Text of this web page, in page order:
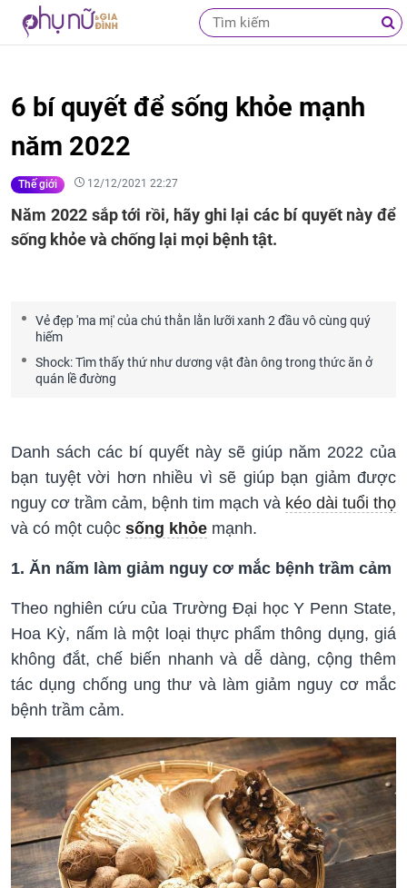
6 bí quyết để sống khỏe mạnh
năm 2022
Thế giới 12/12/2021 22:27
Năm 2022 sắp tới rồi, hãy ghi lại các bí quyết này để
sống khỏe và chống lại mọi bệnh tật.
Vẻ đẹp 'ma mị' của chú thằn lằn lưỡi xanh 2 đầu vô cùng quý
hiếm
Shock: Tìm thấy thứ như dương vật đàn ông trong thức ăn ở
quán lề đường
Danh sách các bí quyết này sẽ giúp năm 2022 của
bạn tuyệt vời hơn nhiều vì sẽ giúp bạn giảm được
nguy cơ trầm cảm, bệnh tim mạch và kéo dài tuổi thọ
và có một cuộc sống khỏe mạnh.
1. Ăn nấm làm giảm nguy cơ mắc bệnh trầm cảm
Theo nghiên cứu của Trường Đại học Y Penn State,
Hoa Kỳ, nấm là một loại thực phẩm thông dụng, giá
không đắt, chế biến nhanh và dễ dàng, cộng thêm
tác dụng chống ung thư và làm giảm nguy cơ mắc
bệnh trầm cảm.